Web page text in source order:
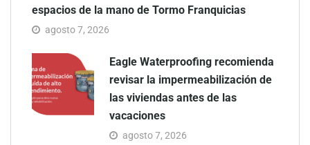
espacios de la mano de Tormo Franquicias
agosto 7, 2026
Eagle Waterproofing recomienda
revisar la impermeabilización de
las viviendas antes de las
vacaciones
agosto 7, 2026